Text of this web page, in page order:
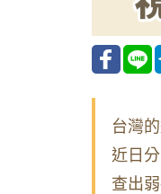
台灣
近日
查出